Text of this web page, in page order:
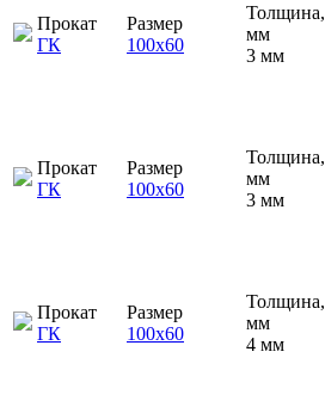
Прокат
ГК
Размер
100х60
Толщина,
мм
3 мм
Прокат
ГК
Размер
100х60
Толщина,
мм
3 мм
Прокат
ГК
Размер
100х60
Толщина,
мм
4 мм